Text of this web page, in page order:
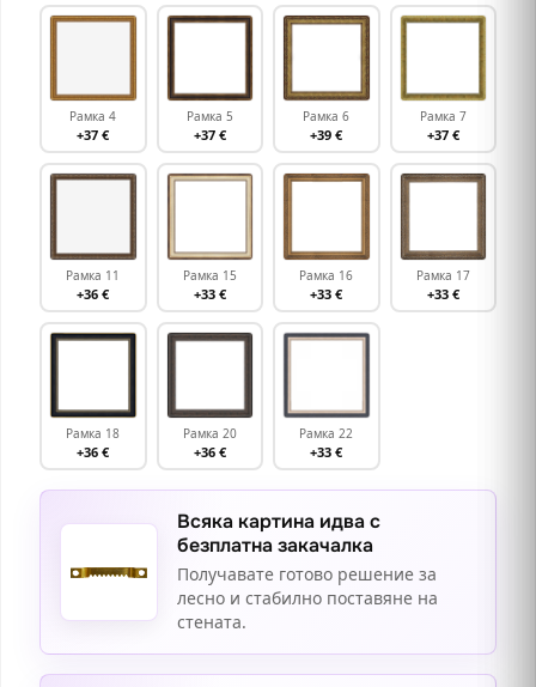
Рамка 4
+37 €
Рамка 5
+37 €
Рамка 6
+39 €
Рамка 7
+37 €
Рамка 11
+36 €
Рамка 15
+33 €
Рамка 16
+33 €
Рамка 17
+33 €
Рамка 18
+36 €
Рамка 20
+36 €
Рамка 22
+33 €
Всяка картина идва с
безплатна закачалка
Получавате готово решение за
лесно и стабилно поставяне на
стената.